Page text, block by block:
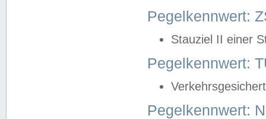
Pegelkennwert:
Stauziel II einer
Pegelkennwert:
Pegelkennwert: